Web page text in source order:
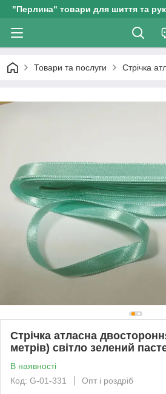
"Перлина" товари для шиття та
Товари та послуги Стрічка
Стрічка атласна
метрів) світло зелений
В наявності
Код: G-01-331
Опт і роздріб